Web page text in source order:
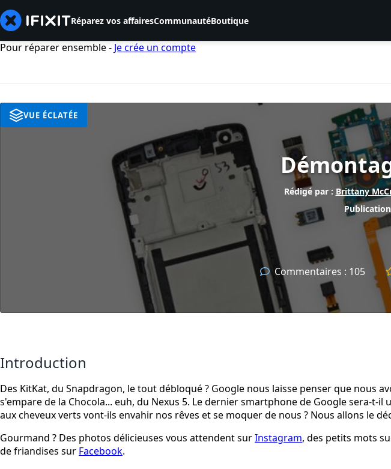
Réparez vos affairesCommunautéBoutique
Pour réparer ensemble - Je crée un compte
Rédigé par : Brittany
Commentaires : 105
VUE ÉCLATÉE
Introduction
Des KitKat, du Snapdragon, le tout débloqué ? Google nous laisse penser que nous
s'empare de la Chocola... euh, du Nexus 5. Le dernier smartphone de Google sera-t-il
aux cheveux verts vont-ils envahir nos rêves et se moquer de nous ? Nous allons le
Gourmand ? Des photos délicieuses vous attendent surInstagram, des petits mots
de friandises sur Facebook.